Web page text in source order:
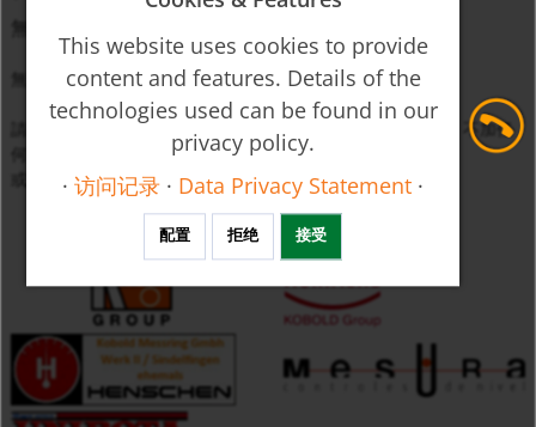
無匹配
無法找到符合設定篩選條件的產品。
請放鬆您的搜尋條件（例如，只輸入最多三位數的產品代碼，不加任
或直接與我們聯絡。
This website uses cookies to provide
content and features. Details of the
technologies used can be found in our
privacy policy.
·访问记录 · Data Privacy Statement ·
配置 拒绝 接受